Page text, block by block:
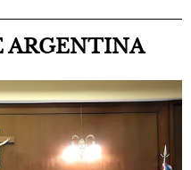
ARGENTINA